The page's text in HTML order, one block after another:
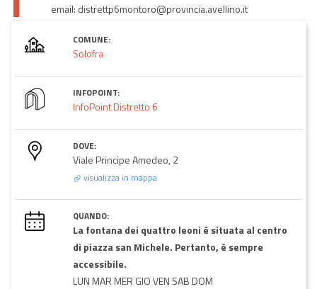
email: distrettp6montoro@provincia.avellino.it
COMUNE:
Solofra
INFOPOINT:
InfoPoint Distretto 6
DOVE:
Viale Principe Amedeo, 2
visualizza in mappa
QUANDO:
La fontana dei quattro leoni è situata al centro
di piazza san Michele. Pertanto, è sempre
accessibile.
LUN MAR MER GIO VEN SAB DOM